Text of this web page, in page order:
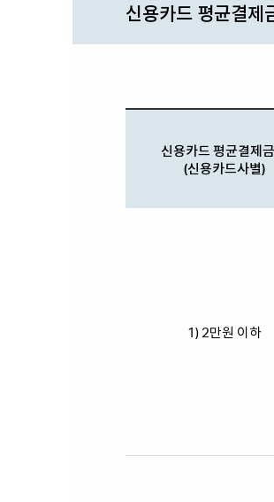
신용카드 평균결제
신용카드 평균결제
(신용카드사별)
1) 2만원 이하